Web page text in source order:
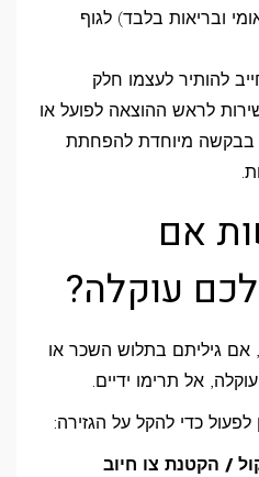
ובריאות בלבד) לגוף
להותיר לעצמו חלק
לראש ההוצאה לפועל או
בבקשה מיוחדת להפחתת
אם
עוקלה?
אם גיליתם בתלוש השכר או
אל תרימו ידיים.
לפעול כדי להקל על הגזירה:
/ הקטנת צו חיוב